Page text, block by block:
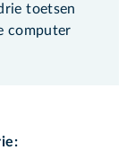
toetsen
computer